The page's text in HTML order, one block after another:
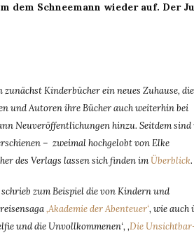
Schneemann wieder auf. Der
Kinderbücher ein neues Zuhause, die
und Autoren ihre Bücher auch weiterhin bei
Neuveröffentlichungen hinzu. Seitdem sind
– zweimal hochgelobt von Elke
des Verlags lassen sich finden imÜberblick.
zum Beispiel die von Kindern und
‚Akademie der Abenteuer‘, wie auch
und die Unvollkommenen‘, ‚Die